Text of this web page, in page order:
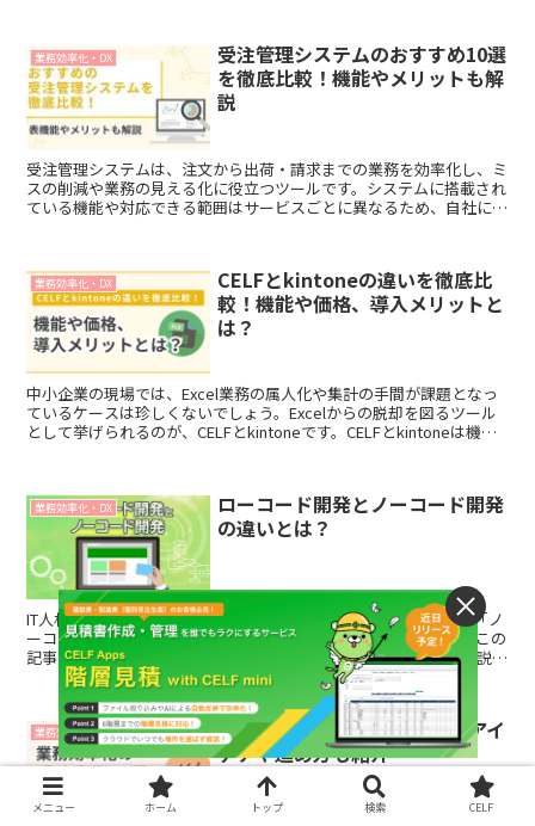
業務効率化・DX
受注管理システムのおすすめ10選
を徹底比較！機能やメリットも解
説
受注管理システムは、注文から出荷・請求までの業務を効率化し、ミ
スの削減や業務の見える化に役立つツールです。システムに搭載され
ている機能や対応できる範囲はサービスごとに異なるため、自社に合
業務効率化・DX
CELFとkintoneの違いを徹底比
較！機能や価格、導入メリットと
は？
中小企業の現場では、Excel業務の属人化や集計の手間が課題となっ
ているケースは珍しくないでしょう。Excelからの脱却を図るツール
として挙げられるのが、CELFとkintoneです。CELFとkintoneは機能
業務効率化・DX
ローコード開発とノーコード開発
の違いとは？
IT人材不足が拡大する中、プログラミングの知識を必要としない「ノ
ーコード開発」や「ローコード開発」に注目が集まっています。この
記事では、ノーコード・ローコード開発の概要や違いについて解説し
ます。
業務効率化・DX
業務効率化の成功事例10選！アイ
デアや進め方も紹介
メニュー ホーム トップ 検索 CELF